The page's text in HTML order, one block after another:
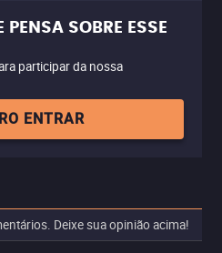
SOBRE ESSE
participar da nossa
ENTRAR
Deixe sua opinião acima!